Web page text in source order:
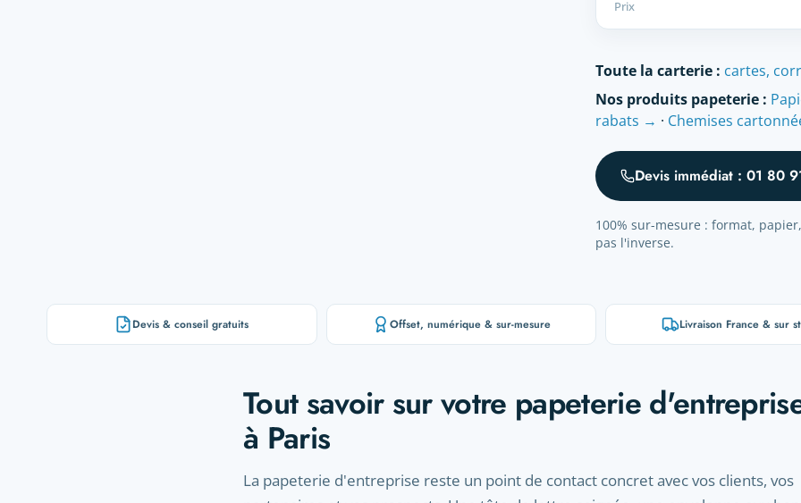
Prix
Toute la carterie : cartes,
Nos produits papeterie :
rabats → · Chemises
Devis immédiat : 01 80
100% sur-mesure : format,
pas l'inverse.
Devis & conseil gratuits Offset, numérique & sur-mesure Livraison France & sur
Tout savoir sur votre papeterie
à Paris
La papeterie d'entreprise reste un point de contact concret avec vos clients, vos